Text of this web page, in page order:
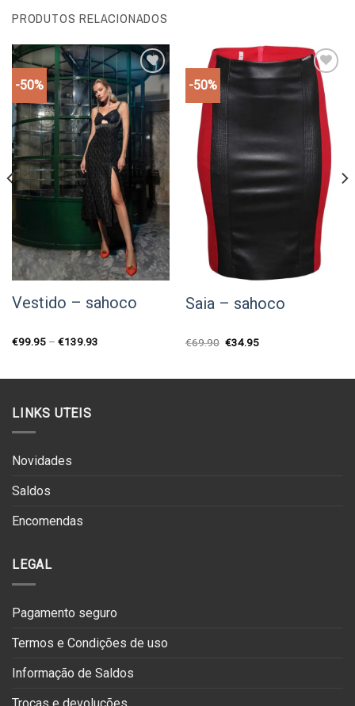
PRODUTOS RELACIONADOS
-50%
Add to
wishlist
Vestido – sahoco
€99.95– €139.93
-50%
Add to
wishlist
Saia – sahoco
€69.90 O
€69.90.
€34.95O
€34.95.
LINKS UTEIS
Novidades
Saldos
Encomendas
LEGAL
Pagamento seguro
Termos e Condições de uso
Informação de Saldos
Trocas e devoluções